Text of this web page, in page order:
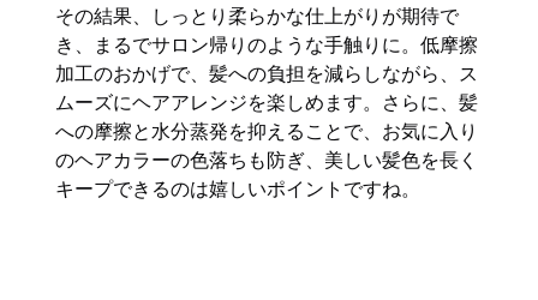
その結果、しっとり柔らかな仕上がりが期待で
き、まるでサロン帰りのような手触りに。低摩擦
加工のおかげで、髪への負担を減らしながら、ス
ムーズにヘアアレンジを楽しめます。さらに、髪
への摩擦と水分蒸発を抑えることで、お気に入り
のヘアカラーの色落ちも防ぎ、美しい髪色を長く
キープできるのは嬉しいポイントですね。